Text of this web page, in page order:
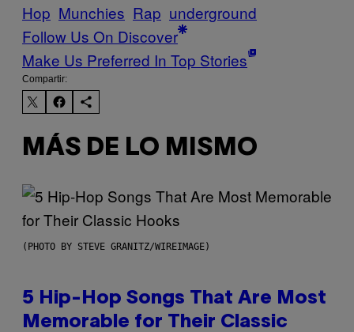
Hop Munchies Rap underground
Follow Us On Discover
Make Us Preferred In Top Stories
Compartir:
MÁS DE LO MISMO
(PHOTO BY STEVE GRANITZ/WIREIMAGE)
5 Hip-Hop Songs That Are Most
Memorable for Their Classic